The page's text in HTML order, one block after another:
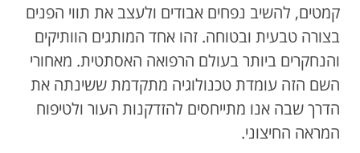
קמטים, להשיב נפחים אבודים ולעצב את תווי הפנים
בצורה טבעית ובטוחה. זהו אחד המותגים הוותיקים
והנחקרים ביותר בעולם הרפואה האסתטית. מאחורי
השם הזה עומדת טכנולוגיה מתקדמת ששינתה את
הדרך שבה אנו מתייחסים להזדקנות העור ולטיפוח
המראה החיצוני.